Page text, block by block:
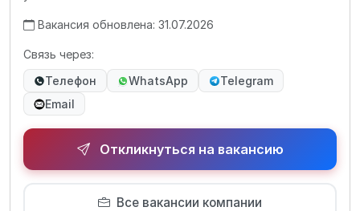
Вакансия обновлена: 31.07.2026
Связь через:
Телефон
WhatsApp
Telegram
Email
Откликнуться на вакансию
Все вакансии компании